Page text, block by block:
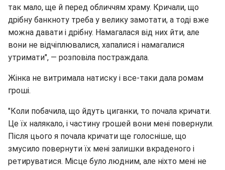
так мало, ще й перед обличчям храму. Кричали, що
дрібну банкноту треба у велику замотати, а тоді вже
можна давати і дрібну. Намагалася від них йти, але
вони не відчіплювалися, хапалися і намагалися
утримати", — розповіла постраждала.
Жінка не витримала натиску і все-таки дала ромам
гроші.
"Коли побачила, що йдуть циганки, то почала кричати.
Це їх налякало, і частину грошей вони мені повернули.
Після цього я почала кричати ще голосніше, що
змусило повернути їх мені залишки вкраденого і
ретируватися. Місце було людним, але ніхто мені не